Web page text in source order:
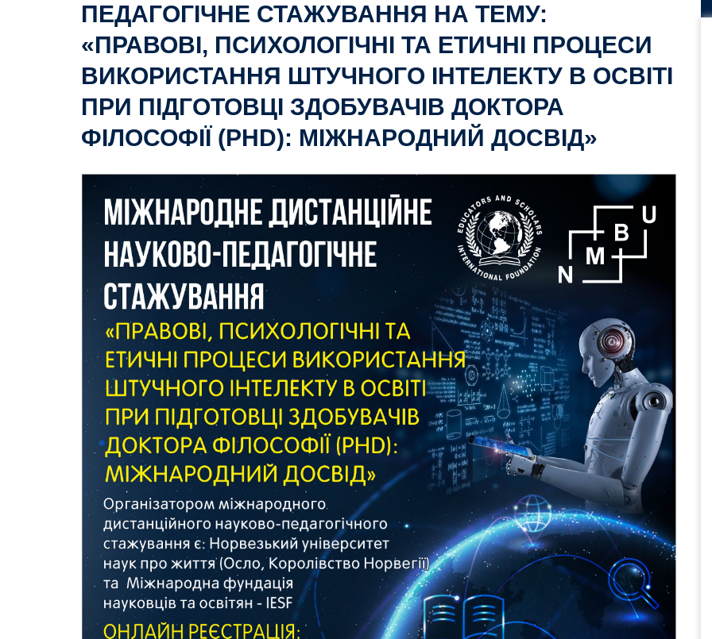
ПЕДАГОГІЧНЕ СТАЖУВАННЯ НА ТЕМУ:
«ПРАВОВІ, ПСИХОЛОГІЧНІ ТА ЕТИЧНІ ПРОЦЕСИ
ВИКОРИСТАННЯ ШТУЧНОГО ІНТЕЛЕКТУ В ОСВІТІ
ПРИ ПІДГОТОВЦІ ЗДОБУВАЧІВ ДОКТОРА
ФІЛОСОФІЇ (PHD): МІЖНАРОДНИЙ ДОСВІД»